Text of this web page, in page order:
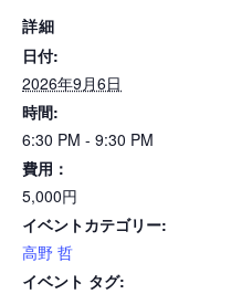
詳細
日付:
2026年9月6日
時間:
6:30 PM - 9:30 PM
費用：
5,000円
イベントカテゴリー:
高野 哲
イベント タグ: